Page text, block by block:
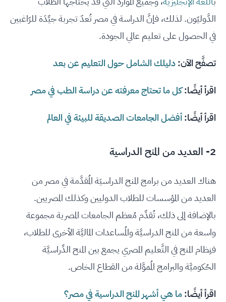
الدَّوليّون. لذلك، فإنَّ الدراسة في مصر تُعدّ تجربة جيِّدَة للرّاغبين
في الحصول على تعليم عالي الجودة.
تصفَّح الآن:دليلك الشامل حول التعليم عن بعد
اقرأ أيضًا:كل ما تحتاج معرفته عن دراسة الطب في مصر
اقرأ أيضًا:أفضل الجامعات الصديقة للبيئة في العالم
2- العديد من المنح الدراسية
هناك العديد من برامج المنح الدراسيَة المُقدَّمة في مصر من
العديد من المؤسسات للطلاب الدوليين وكذلك المصريين.
بالإضافة إلى ذلك، تُقدِّم مُعظم الجامعات المصرية مجموعة
واسعة من المنح الدراسيَّة والمُساعدات الماليَّة الأخرى للطلاب،
فنِظام المنح في التَّعليم المصري يجمع بين المنح الدِّراسيَّة
الحُكوميَّة والبرامج المُموَّلة من القطاع الخاص.
اقرأ أيضًا:ما هي أشهر المنح الدراسية في مصر؟